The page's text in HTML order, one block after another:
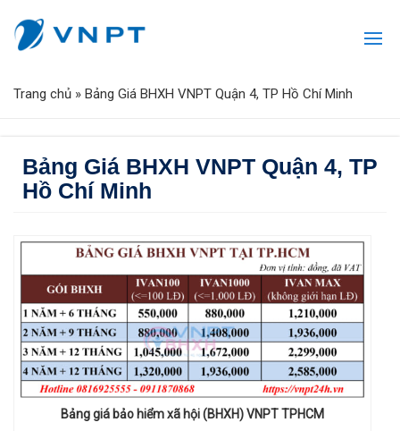
Trang chủ » Bảng Giá BHXH VNPT Quận 4, TP Hồ Chí Minh
Bảng Giá BHXH VNPT Quận 4, TP
Hồ Chí Minh
Bảng giá bảo hiểm xã hội (BHXH) VNPT TPHCM